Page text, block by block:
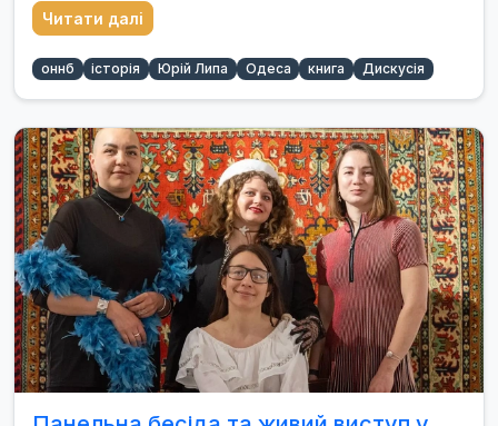
Читати далі
оннб історія Юрій Липа Одеса книга Дискусія